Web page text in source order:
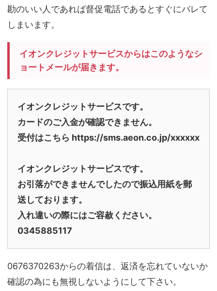
勘のいい人であれば督促電話であるとすぐにバレて
しまいます。
イオンクレジットサービスからはこのようなシ
ョートメールが届きます。
イオンクレジットサービスです。
カードのご入金が確認できません。
受付はこちら https://sms.aeon.co.jp/xxxxxx
イオンクレジットサービスです。
お引落ができませんでしたので振込用紙を郵
送しております。
入れ違いの際にはご容赦ください。
0345885117
0676370263からの着信は、返済を忘れていないか
確認の為にも無視しないようにして下さい。